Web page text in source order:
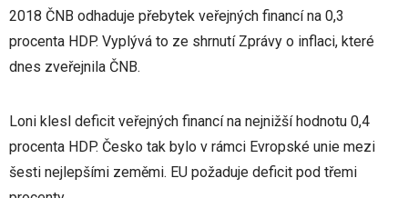
2018 ČNB odhaduje přebytek veřejných financí na 0,3
procenta HDP. Vyplývá to ze shrnutí Zprávy o inflaci, které
dnes zveřejnila ČNB.
Loni klesl deficit veřejných financí na nejnižší hodnotu 0,4
procenta HDP. Česko tak bylo v rámci Evropské unie mezi
šesti nejlepšími zeměmi. EU požaduje deficit pod třemi